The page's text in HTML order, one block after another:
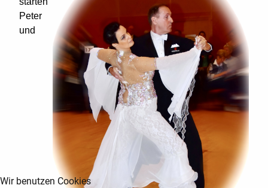
Peter
und
Wir benutzen Cookies